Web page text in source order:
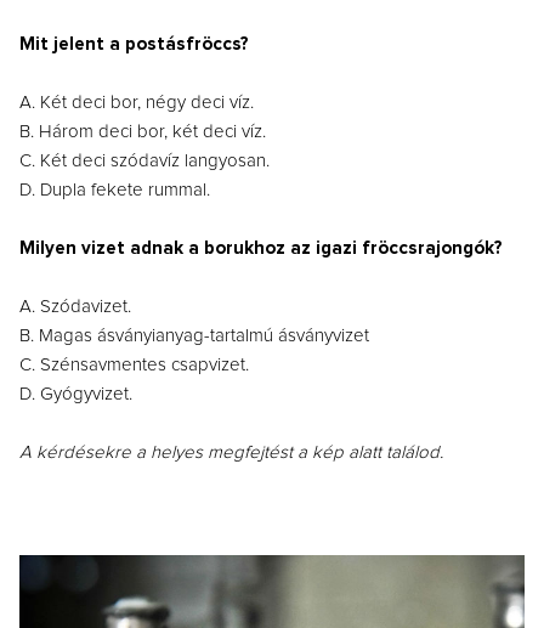
Mit jelent a postásfröccs?
A. Két deci bor, négy deci víz.
B. Három deci bor, két deci víz.
C. Két deci szódavíz langyosan.
D. Dupla fekete rummal.
Milyen vizet adnak a borukhoz az igazi fröccsrajongók?
A. Szódavizet.
B. Magas ásványianyag-tartalmú ásványvizet
C. Szénsavmentes csapvizet.
D. Gyógyvizet.
A kérdésekre a helyes megfejtést a kép alatt találod.